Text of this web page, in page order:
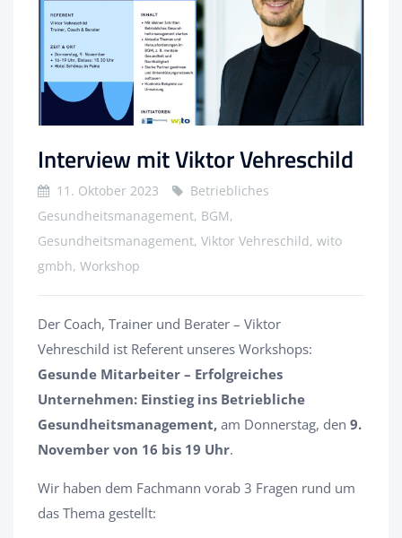
Interview mit Viktor Vehreschild
11. Oktober 2023
Betriebliches
Gesundheitsmanagement, BGM,
Gesundheitsmanagement, Viktor Vehreschild, wito
gmbh, Workshop
Der Coach, Trainer und Berater – Viktor
Vehreschild ist Referent unseres Workshops:
Gesunde Mitarbeiter – Erfolgreiches
Unternehmen: Einstieg ins Betriebliche
Gesundheitsmanagement, am Donnerstag, den 9.
November von 16 bis 19 Uhr.
Wir haben dem Fachmann vorab 3 Fragen rund um
das Thema gestellt: